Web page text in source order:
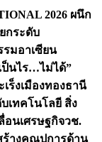
2026 ผนึก
กระดับ
มอาเซียน
ป็นไร…ไม่ได้”
ร็งเมืองทองธานี
เทคโนโลยี สิ่ง
อนเศรษฐกิจวช.
ร้างคุณูปการด้าน